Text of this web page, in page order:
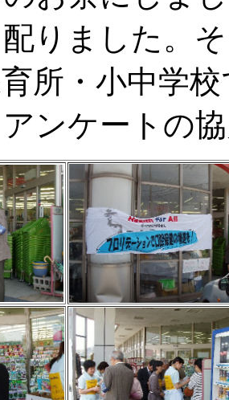
りました。
所・小中学
ンケートの